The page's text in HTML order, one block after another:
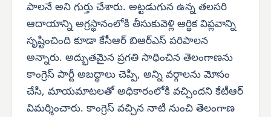
పాలనే అని గుర్తు చేశారు. అట్టడుగున ఉన్న తలసరి
ఆదాయాన్ని అగ్రస్థానంలోకి తీసుకువెళ్లి ఆర్థిక విప్లవాన్ని
సృష్టించింది కూడా కేసీఆర్ బిఆర్‌ఎస్ పరిపాలన
అన్నారు. అద్భుతమైన ప్రగతి సాధించిన తెలంగాణను
కాంగ్రెస్ పార్టీ అబద్ధాలు చెప్పి, అన్ని వర్గాలను మోసం
చేసి, మాయమాటలతో అధికారంలోకి వచ్చిందని కేటీఆర్
విమర్శించారు. కాంగ్రెస్ వచ్చిన నాటి నుంచి తెలంగాణ